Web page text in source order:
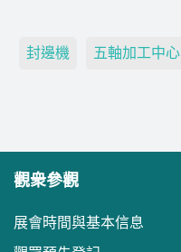
封邊機 五軸加工中心
觀衆參觀
展會時間與基本信息